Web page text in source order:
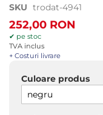
Treci
la
începutul
galeriei
de
SKU trodat-4941
252,00 RON
✔ pe stoc
TVA inclus
+ Costuri livrare
Culoare produs